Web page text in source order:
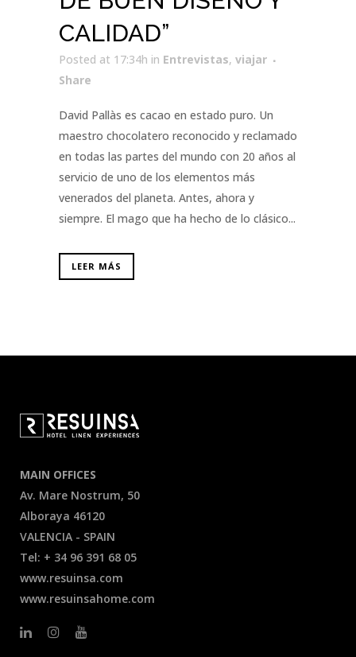
CALIDAD”
Posted at 17:34h in Entrevistas, viajar
Share
David Pallàs es cacao en estado puro. Un
maestro chocolatero reconocido y reclamado
en todas las partes del mundo con 20 años al
servicio de uno de los elementos más
venerados del planeta. Antes, ahora y
siempre. El mago que ha hecho de lo clásico...
LEER MÁS
MAIN OFFICES
Av. Mare Nostrum, 50
Alboraya 46120
VALENCIA - SPAIN
Tel: + 34 96 391 68 05
www.resuinsa.com
www.resuinsahome.com